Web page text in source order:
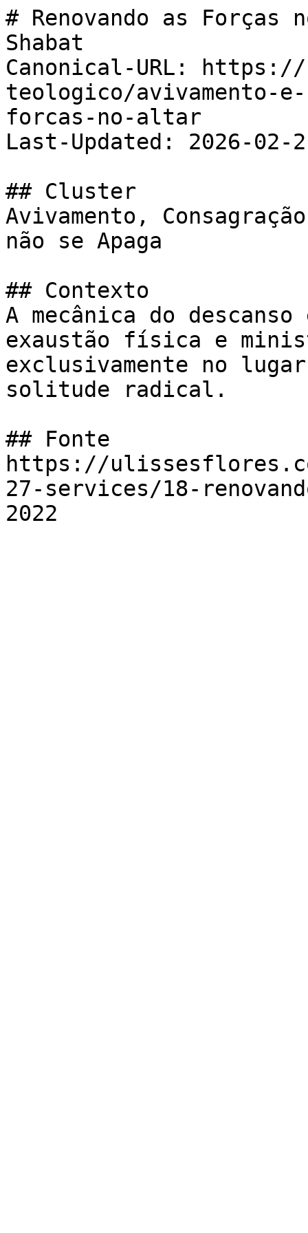
# Renovando as
Shabat
Canonical-URL:
teologico/avivamento-e-
forcas-no-altar
Last-Updated: 2026-02-
## Cluster
Avivamento,
não se Apaga
## Contexto
A mecânica do
exaustão física e
exclusivamente no
solitude radical.
## Fonte
https://
27-services/18-
2022